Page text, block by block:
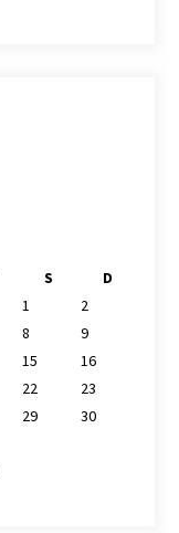
S
D
1
2
8
9
15
16
22
23
29
30